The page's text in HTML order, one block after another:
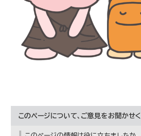
このページについて、ご意見をお聞かせく